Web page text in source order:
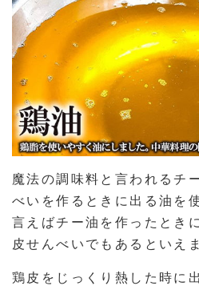
魔法の調味料と言われるチ
べいを作るときに出る油を
言えばチー油を作ったとき
皮せんべいでもあるといえ
鶏皮をじっくり熱した時に